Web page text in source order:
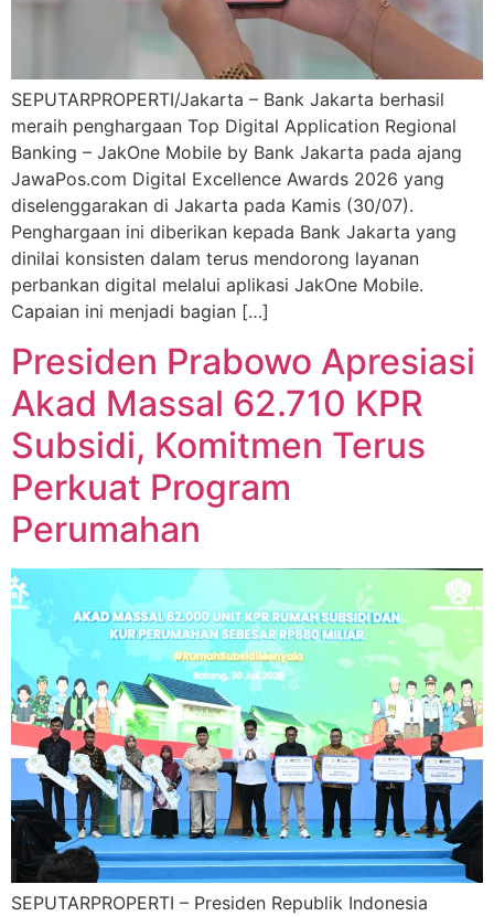
SEPUTARPROPERTI/Jakarta – Bank Jakarta berhasil
meraih penghargaan Top Digital Application Regional
Banking – JakOne Mobile by Bank Jakarta pada ajang
JawaPos.com Digital Excellence Awards 2026 yang
diselenggarakan di Jakarta pada Kamis (30/07).
Penghargaan ini diberikan kepada Bank Jakarta yang
dinilai konsisten dalam terus mendorong layanan
perbankan digital melalui aplikasi JakOne Mobile.
Capaian ini menjadi bagian […]
Presiden Prabowo Apresiasi
Akad Massal 62.710 KPR
Subsidi, Komitmen Terus
Perkuat Program
Perumahan
SEPUTARPROPERTI – Presiden Republik Indonesia